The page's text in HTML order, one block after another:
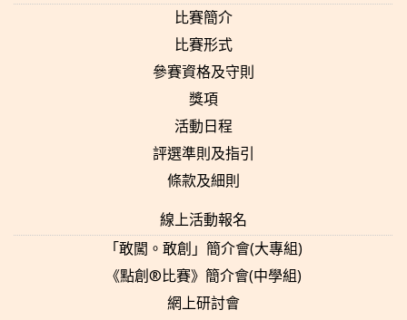
比賽簡介
比賽形式
參賽資格及守則
獎項
活動日程
評選準則及指引
條款及細則
線上活動報名
「敢闖。敢創」簡介會(大專組)
《點創®比賽》簡介會(中學組)
網上研討會